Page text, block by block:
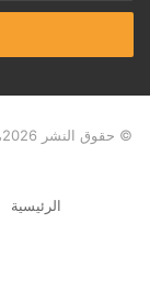
الإلكتروني
© حقوق النشر 2026، جميع الحقوق محفوظة |
الرئيسية